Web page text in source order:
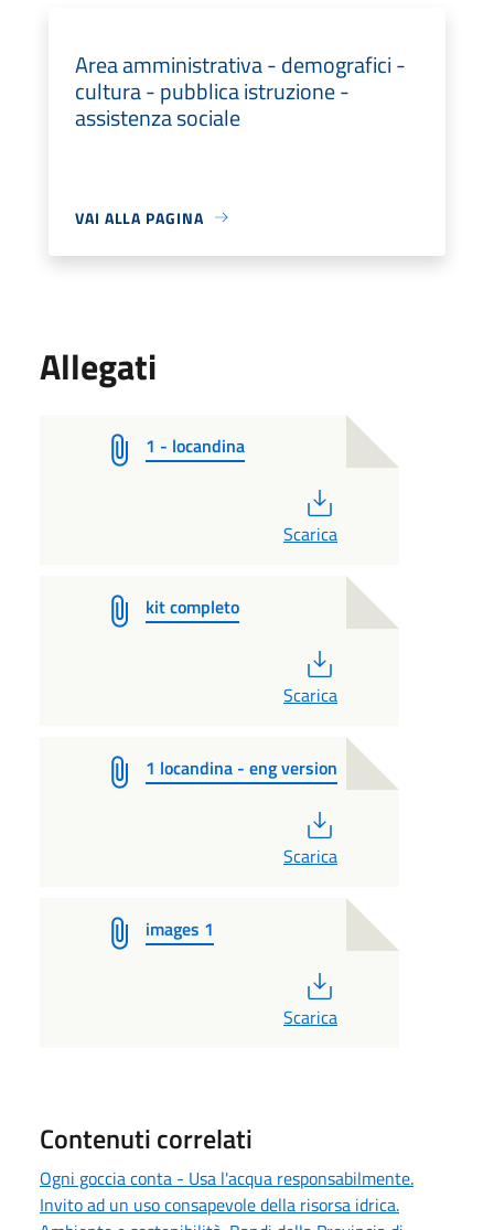
Area amministrativa - demografici -
cultura - pubblica istruzione -
assistenza sociale
VAI ALLA PAGINA
Allegati
1 - locandina
Scarica
kit completo
Scarica
1 locandina - eng version
Scarica
images 1
Scarica
Contenuti correlati
Ogni goccia conta - Usa l'acqua responsabilmente.
Invito ad un uso consapevole della risorsa idrica.